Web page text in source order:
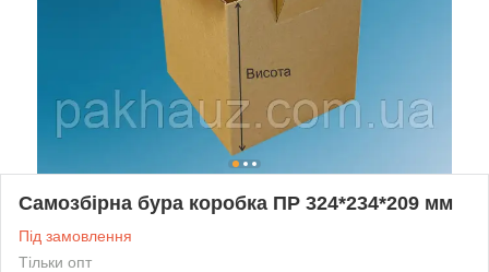
Самозбірна бура коробка ПР 324*234*209 мм
Під замовлення
Тільки опт